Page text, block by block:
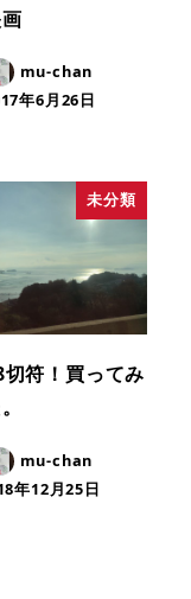
mu-chan
年6月26日
未分類
符！買ってみ
mu-chan
年12月25日